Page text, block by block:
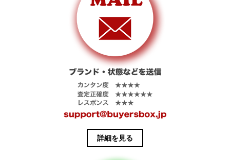
詳細を見る